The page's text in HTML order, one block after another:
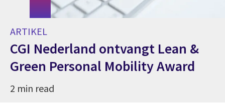
ARTIKEL
CGI Nederland ontvangt Lean &
Green Personal Mobility Award
2 min read